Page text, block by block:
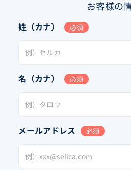
お客様の
姓（カナ） 必須
名（カナ） 必須
メールアドレス 必須